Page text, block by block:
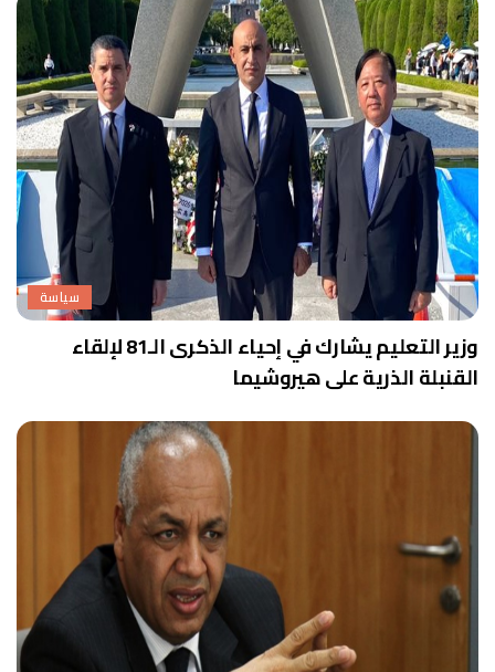
سياسة
وزير التعليم يشارك في إحياء الذكرى الـ81 لإلقاء
القنبلة الذرية على هيروشيما